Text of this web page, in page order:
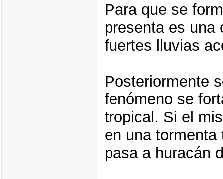
Para que se
presenta es una
fuertes lluvias
Posteriormente
fenómeno se
tropical. Si el
en una
pasa a huracán